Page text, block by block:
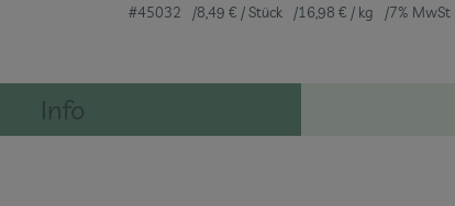
#45032 8,49 € / Stück 16,98 € / kg 7% MwSt
Info